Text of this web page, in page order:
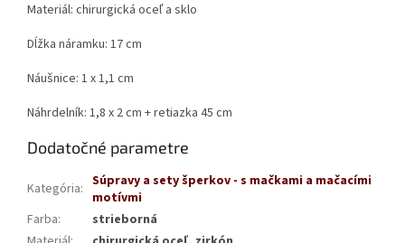
Materiál: chirurgická oceľ a sklo
Dĺžka náramku: 17 cm
Náušnice: 1 x 1,1 cm
Náhrdelník: 1,8 x 2 cm + retiazka 45 cm
Dodatočné parametre
Kategória: Súpravy a sety šperkov - s mačkami a mačacími
motívmi
Farba:
strieborná